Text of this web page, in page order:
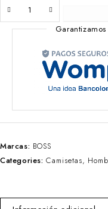
Marcas: BOSS
Categories:Camisetas,